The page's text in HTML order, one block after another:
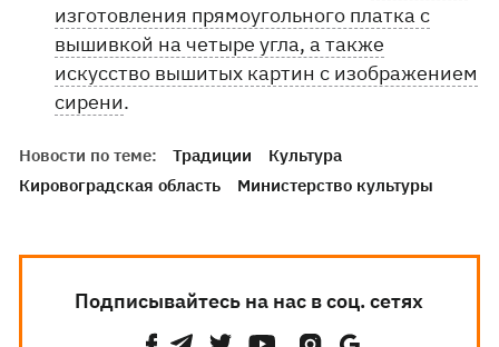
изготовления прямоугольного платка с
вышивкой на четыре угла, а также
искусство вышитых картин с изображением
сирени.
Новости по теме: Традиции
Культура
Кировоградская область
Министерство культуры
Подписывайтесь на нас в соц. сетях